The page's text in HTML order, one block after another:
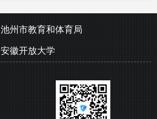
池州市教育和体育局
安徽开放大学